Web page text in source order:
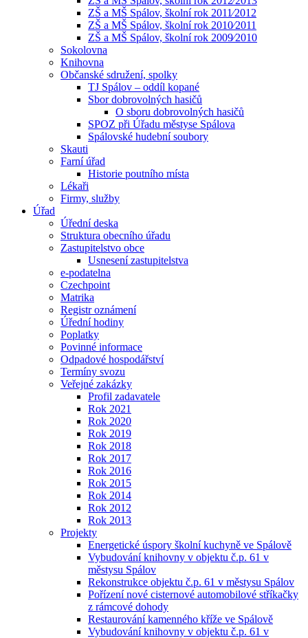
ZŠ a MŠ Spálov, školní rok 2011⁄2012
ZŠ a MŠ Spálov, školní rok 2010⁄2011
ZŠ a MŠ Spálov, školní rok 2009⁄2010
Sokolovna
Knihovna
Občanské sdružení, spolky
TJ Spálov – oddíl kopané
Sbor dobrovolných hasičů
O sboru dobrovolných hasičů
SPOZ při Úřadu městyse Spálova
Spálovské hudební soubory
Skauti
Farní úřad
Historie poutního místa
Lékaři
Firmy, služby
Úřad
Úřední deska
Struktura obecního úřadu
Zastupitelstvo obce
Usnesení zastupitelstva
e-podatelna
Czechpoint
Matrika
Registr oznámení
Úřední hodiny
Poplatky
Povinné informace
Odpadové hospodářství
Termíny svozu
Veřejné zakázky
Profil zadavatele
Rok 2021
Rok 2020
Rok 2019
Rok 2018
Rok 2017
Rok 2016
Rok 2015
Rok 2014
Rok 2012
Rok 2013
Projekty
Energetické úspory školní kuchyně ve Spálově
Vybudování knihovny v objektu č.p. 61 v
městysu Spálov
Rekonstrukce objektu č.p. 61 v městysu Spálov
Pořízení nové cisternové automobilové stříkačky
z rámcové dohody
Restaurování kamenného kříže ve Spálově
Vybudování knihovny v objektu č.p. 61 v